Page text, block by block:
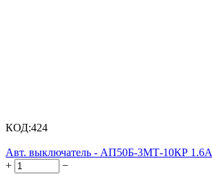
КОД:424
Авт. выключатель - АП50Б-3МТ-10КР 1.6А
+
−